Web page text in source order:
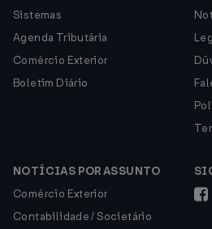
Sistemas
Agenda Tributária
Comércio Exterior
Boletim Diário
NOTÍCIAS POR ASSUNTO
Comércio Exterior
Contabilidade / Societário